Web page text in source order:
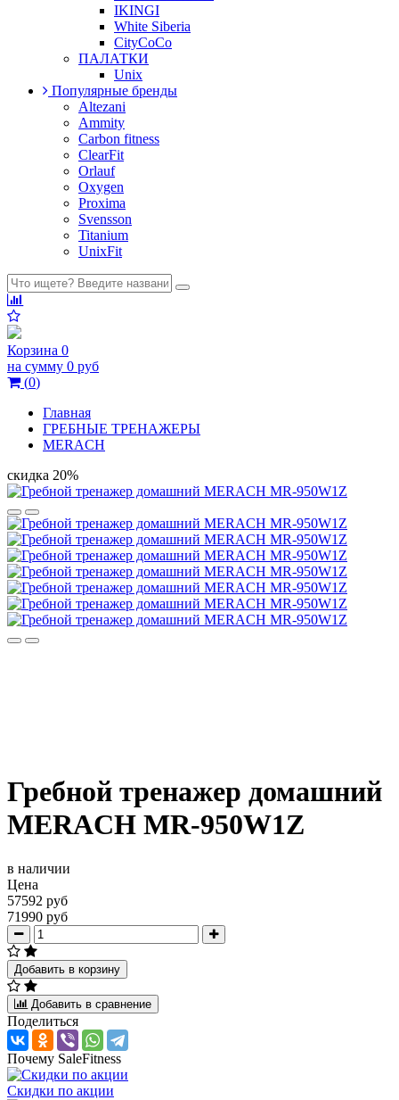
IKINGI
White Siberia
CityCoCo
ПАЛАТКИ
Unix
Популярные бренды
Altezani
Ammity
Carbon fitness
ClearFit
Orlauf
Oxygen
Proxima
Svensson
Titanium
UnixFit
Корзина 0
на сумму 0 руб
(0)
Главная
ГРЕБНЫЕ ТРЕНАЖЕРЫ
MERACH
скидка 20%
Гребной тренажер домашний
MERACH MR-950W1Z
в наличии
Цена
57592 руб
71990 руб
Добавить в корзину
Добавить в сравнение
Поделиться
Почему SaleFitness
Скидки по акции